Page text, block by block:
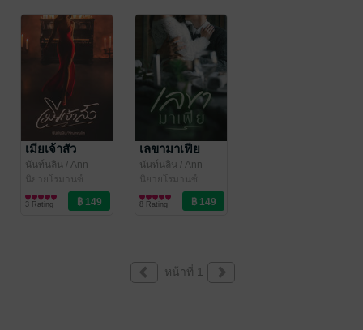
เมียเจ้าสัว
นันท์นลิน / Ann-
Marie
นิยายโรมานซ์
3 Rating
เลขามาเฟีย
นันท์นลิน / Ann-
Marie
นิยายโรมานซ์
8 Rating
หน้าที่ 1